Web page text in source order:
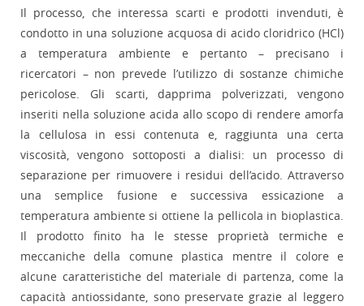
Il processo, che interessa scarti e prodotti invenduti, è
condotto in una soluzione acquosa di acido cloridrico (HCl)
a temperatura ambiente e pertanto – precisano i
ricercatori – non prevede l’utilizzo di sostanze chimiche
pericolose. Gli scarti, dapprima polverizzati, vengono
inseriti nella soluzione acida allo scopo di rendere amorfa
la cellulosa in essi contenuta e, raggiunta una certa
viscosità, vengono sottoposti a dialisi: un processo di
separazione per rimuovere i residui dell’acido. Attraverso
una semplice fusione e successiva essicazione a
temperatura ambiente si ottiene la pellicola in bioplastica.
Il prodotto finito ha le stesse proprietà termiche e
meccaniche della comune plastica mentre il colore e
alcune caratteristiche del materiale di partenza, come la
capacità antiossidante, sono preservate grazie al leggero